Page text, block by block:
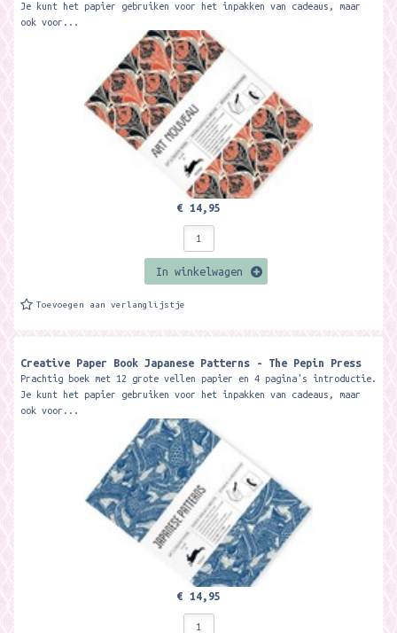
Je kunt het papier gebruiken voor het inpakken van cadeaus, maar
ook voor...
€ 14,95
In winkelwagen
Toevoegen aan verlanglijstje
Creative Paper Book Japanese Patterns - The Pepin Press
Prachtig boek met 12 grote vellen papier en 4 pagina's introductie.
Je kunt het papier gebruiken voor het inpakken van cadeaus, maar
ook voor...
€ 14,95